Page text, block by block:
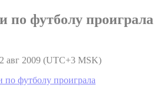
по футболу проиграла
авг 2009 (UTC+3 MSK)